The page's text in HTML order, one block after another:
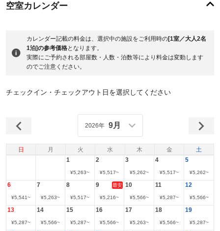
空室カレンダー
カレンダー記載の料金は、選択中の施設をご利用時の[1室／大人2名
1泊]の参考価格となります。
実際にご予約される部屋数・人数・泊数等により料金は変動します
のでご注意ください。
チェックイン・チェックアウト日を選択してください
日 月 火 水 木 金 土
2026年 9月
1
¥5,263~
2
¥5,517~
3
¥5,262~
4
¥5,517~
5
¥5,262~
6
¥5,541~
7
¥5,263~
8
¥5,517~
9 最安
¥5,216~
10
¥5,566~
11
¥5,287~
12
¥5,566~
13
¥5,287~
14
¥5,566~
15
¥5,287~
16
¥5,566~
17
¥5,263~
18
¥5,566~
19
¥5,287~